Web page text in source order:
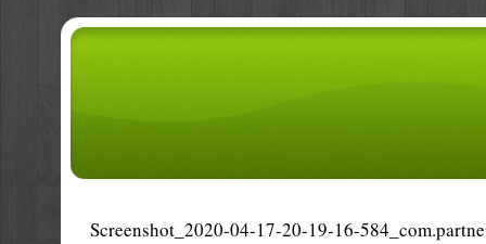
Screenshot_2020-04-17-20-19-16-